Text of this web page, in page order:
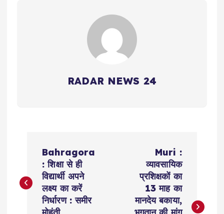
RADAR NEWS 24
s
Bahragora
: शिक्षा से ही
विद्यार्थी अपने
लक्ष्य का करें
निर्धारण : समीर
Muri :
व्यावसायिक
प्रशिक्षकों का
13 माह का
मानदेय बकाया,